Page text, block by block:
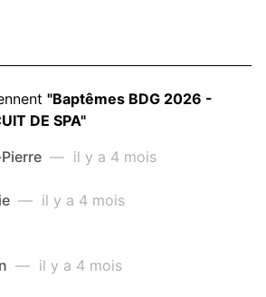
"Baptêmes BDG 2026 -
DE SPA"
— il y a 4 mois
— il y a 4 mois
— il y a 4 mois